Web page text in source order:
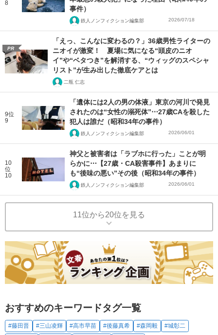
8
事件）
鉄人ノンフィクション編集部 2026/07/18
PR
「えっ、こんなに変わるの？」36歳男性ライターの
ニオイが激変！ 夏場に気になる“頭皮のニオ
イ”や“ベタつき”を解消する、“ウィッグのスペシャ
リスト”が生み出した徹底ケアとは
二瓶 仁志
9位
9
「遺体には2人の男の体液」東京の河川で発見
されたのは“女性の溺死体”⋯27歳CAを殺した
犯人は誰だ（昭和34年の事件）
鉄人ノンフィクション編集部 2026/06/01
10
位
10
神父と被害者は「ラブホに行った」ことが明
らかに⋯【27歳・CA殺害事件】あまりに
も“後味の悪い”その後（昭和34年の事件）
鉄人ノンフィクション編集部 2026/06/01
11位から20位を見る
おすすめのキーワードタグ一覧
#藤田晋 #三山凌輝 #高市早苗 #後藤真希 #森岡毅
#城彰二